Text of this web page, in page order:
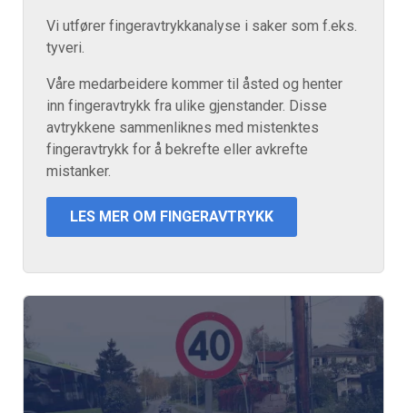
Vi utfører fingeravtrykkanalyse i saker som f.eks.
tyveri.
Våre medarbeidere kommer til åsted og henter
inn fingeravtrykk fra ulike gjenstander. Disse
avtrykkene sammenliknes med mistenktes
fingeravtrykk for å bekrefte eller avkrefte
mistanker.
LES MER OM FINGERAVTRYKK